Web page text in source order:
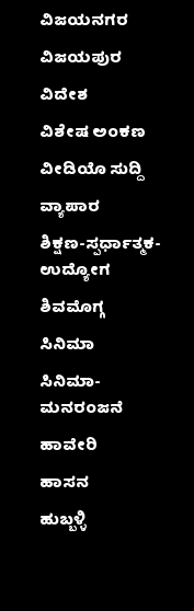
ವಿಜಯನಗರ
ವಿಜಯಪುರ
ವಿದೇಶ
ವಿಶೇಷ ಅಂಕಣ
ವೀಡಿಯೊ ಸುದ್ದಿ
ವ್ಯಾಪಾರ
ಶಿಕ್ಷಣ-ಸ್ಪರ್ಧಾತ್ಮಕ-
ಉದ್ಯೋಗ
ಶಿವಮೊಗ್ಗ
ಸಿನಿಮಾ
ಸಿನಿಮಾ-
ಮನರಂಜನೆ
ಹಾವೇರಿ
ಹಾಸನ
ಹುಬ್ಬಳ್ಳಿ